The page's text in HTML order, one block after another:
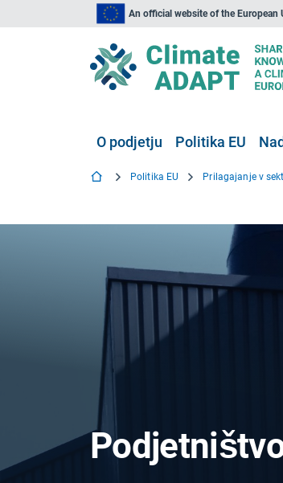
An official website of the European
O podjetju Politika EU
Politika EU Prilagajanje v